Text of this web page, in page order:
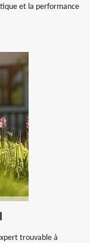
et la performance
trouvable à